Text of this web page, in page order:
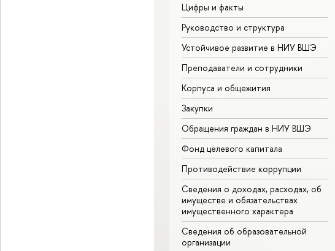
Цифры и факты
Руководство и структура
Устойчивое развитие в НИУ ВШЭ
Преподаватели и сотрудники
Корпуса и общежития
Закупки
Обращения граждан в НИУ ВШЭ
Фонд целевого капитала
Противодействие коррупции
Сведения о доходах, расходах, об
имуществе и обязательствах
имущественного характера
Сведения об образовательной
организации